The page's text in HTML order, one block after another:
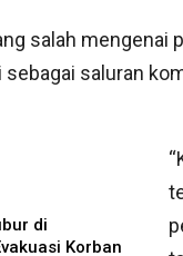
salah mengenai
saluran
di
Korban